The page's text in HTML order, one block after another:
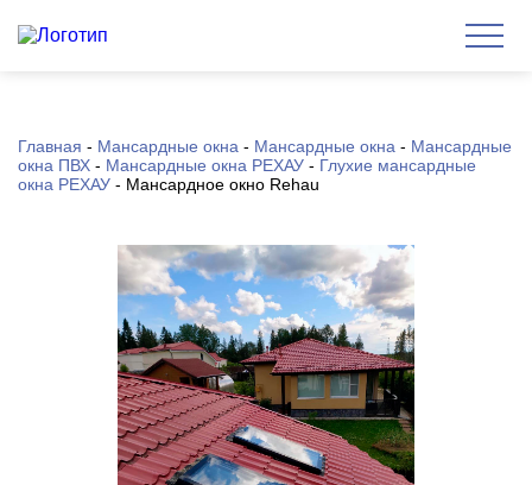
Главная - Мансардные окна - Мансардные окна - Мансардные
окна ПВХ - Мансардные окна РЕХАУ - Глухие мансардные
окна РЕХАУ - Мансардное окно Rehau